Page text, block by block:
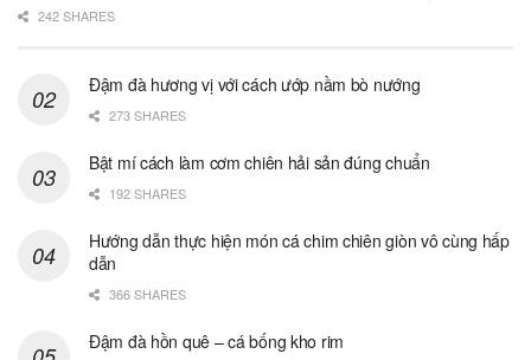
242 SHARES
Đậm đà hương vị với cách ướp nầm bò nướng
273 SHARES
Bật mí cách làm cơm chiên hải sản đúng chuẩn
192 SHARES
Hướng dẫn thực hiện món cá chim chiên giòn vô cùng hấp
dẫn
366 SHARES
Đậm đà hồn quê – cá bống kho rim